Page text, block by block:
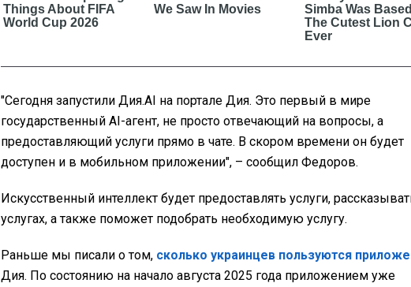
"Сегодня запустили Дия.АІ на портале Дия. Это первый в мире
государственный AI-агент, не просто отвечающий на вопросы, а
предоставляющий услуги прямо в чате. В скором времени он будет
доступен и в мобильном приложении", – сообщил Федоров.
Искусственный интеллект будет предоставлять услуги,
услугах, а также поможет подобрать необходимую услугу.
Раньше мы писали о том, сколько украинцев пользуются
Дия. По состоянию на начало августа 2025 года приложением уже